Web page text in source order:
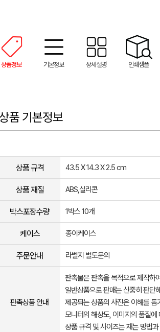
상품정보 기본정보 상세설명 인쇄샘플
품 기본정보
상품 규격 43.5 X 14.3 X 2.5 cm
상품 재질 ABS,실리콘
박스포장수량 1박스 10개
케이스 종이케이스
주문안내 라벨지 별도문의
판촉상품 안내
판촉물은 판촉을 목적으로 제작하
일반상품으로 판매는 신중히 판단
제공되는 상품의 사진은 이해를
모니터의 해상도, 이미지의 품질
상품 규격 및 사이즈는 재는 방법